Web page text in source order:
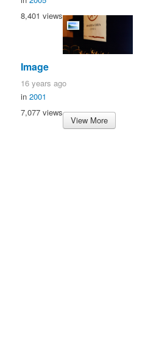
8,401 views
Image
16 years ago
in 2001
7,077 views
View More